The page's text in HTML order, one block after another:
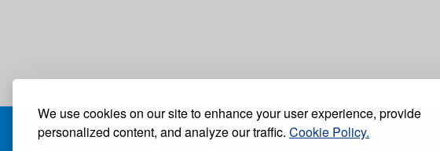
We use cookies on our site to enhance your user experience, provide
personalized content, and analyze our traffic. Cookie Policy.
БЛОГ КОНТАКТ